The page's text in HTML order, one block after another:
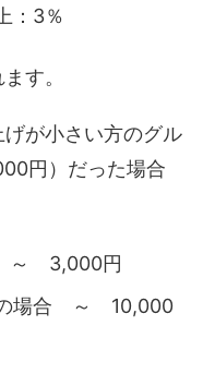
：3％
す。
が小さい方のグル
円）だった場合
～ 3,000円
の場合 ～ 10,000